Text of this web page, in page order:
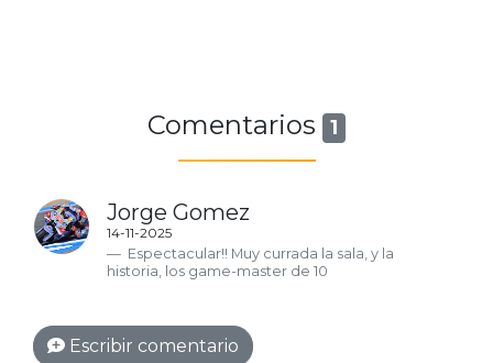
Comentarios 1
Jorge Gomez
14-11-2025
Espectacular!! Muy currada la sala, y la
historia, los game-master de 10
Escribir comentario